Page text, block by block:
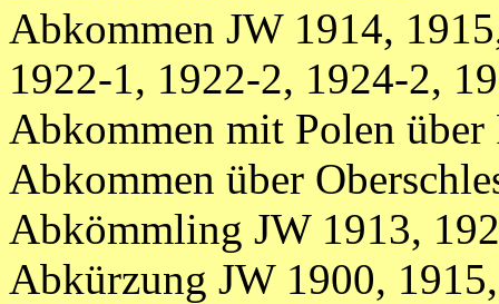
Abkommen JW 1914,
1922-1, 1922-2, 1924-2,
Abkommen mit Polen
Abkommen über
Abkömmling JW 1913,
Abkürzung JW 1900,